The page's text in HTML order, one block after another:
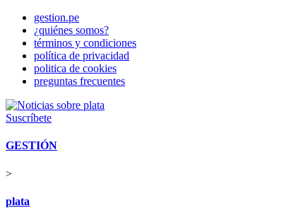
gestion.pe
¿quiénes somos?
términos y condiciones
política de privacidad
politica de cookies
preguntas frecuentes
Suscríbete
GESTIÓN
>
plata